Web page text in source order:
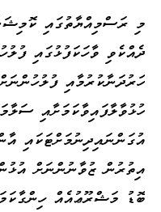
މި ރަސްމިއްޔާތުގައި
ދެއްކެވި ވާހަކަފުޅުގައި
ހަރުދަނާކުރުމާއި
ހުޅުވާލާފައިވާކަމަށާއި
އުގަންނައިދިނުމަށްޓަކައި
އިތުރުން ޒުވާނުންނަށް
ބޮޑު މަޝްރޫޢުއެއް